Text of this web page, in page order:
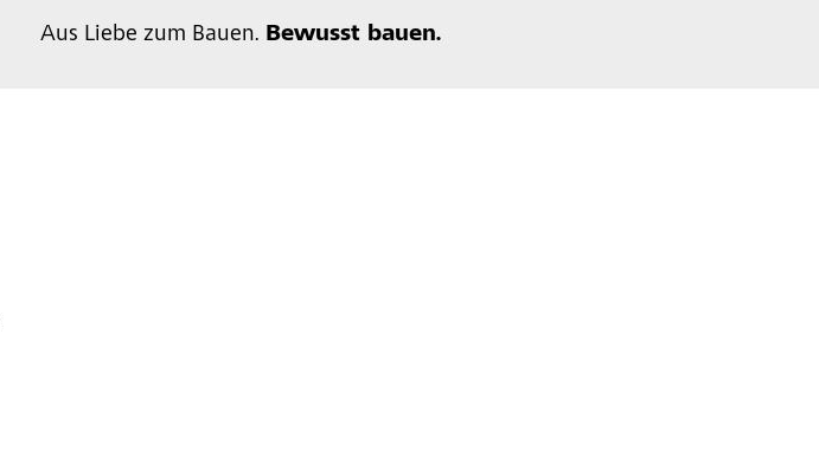
Aus Liebe zum Bauen. Bewusst bauen.